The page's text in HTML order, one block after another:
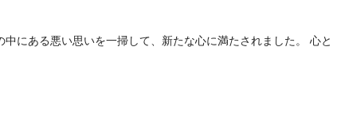
にある悪い思いを一掃して、新たな心に満たされました。 心と